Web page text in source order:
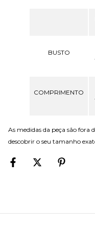
BUSTO
COMPRIMENTO
As medidas da peça são fora
descobrir o seu tamanho